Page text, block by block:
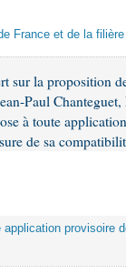
France et de la
sur la proposition
Paul
à toute
de sa
provisoire